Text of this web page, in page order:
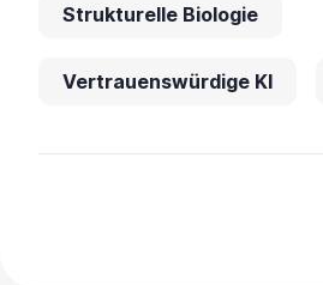
Strukturelle Biologie
Vertrauenswürdige KI